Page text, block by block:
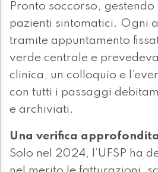
Pronto soccorso, gestendo
pazienti sintomatici. Ogni
tramite appuntamento
verde centrale e
clinica, un colloquio e
con tutti i passaggi
e archiviati.
Una verifica
Solo nel 2024, l’UFSP ha